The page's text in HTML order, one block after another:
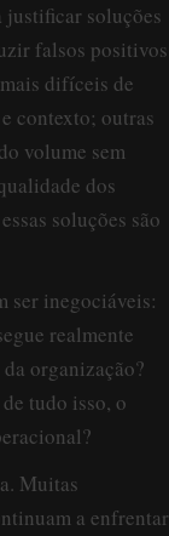
justificar soluções
falsos positivos
difíceis de
contexto; outras
volume sem
dos
soluções são
ser inegociáveis:
realmente
organização?
tudo isso, o
Muitas
a enfrentar